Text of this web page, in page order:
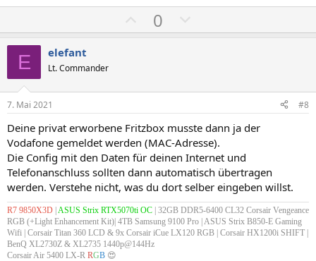
o
t
v
e
S
t
i
m
m
e
0
e
t
v
e
S
t
i
m
m
e
E elefant
Lt. Commander
7. Mai 2021 #8
Deine privat erworbene Fritzbox musste dann ja der
Vodafone gemeldet werden (MAC-Adresse).
Die Config mit den Daten für deinen Internet und
Telefonanschluss sollten dann automatisch übertragen
werden. Verstehe nicht, was du dort selber eingeben willst.
R7 9850X3D | ASUS Strix RTX5070ti OC | 32GB DDR5-6400 CL32 Corsair Vengeance
RGB (+Light Enhancement Kit)| 4TB Samsung 9100 Pro | ASUS Strix B850-E Gaming
Wifi | Corsair Titan 360 LCD & 9x Corsair iCue LX120 RGB | Corsair HX1200i SHIFT |
BenQ XL2730Z & XL2735 1440p@144Hz
Corsair Air 5400 LX-R RGB 😍